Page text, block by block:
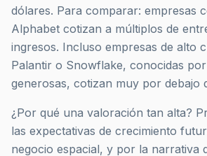
dólares. Para comparar: empresas
Alphabet cotizan a múltiplos de
ingresos. Incluso empresas de alto
Palantir o Snowflake, conocidas
generosas, cotizan muy por debajo
¿Por qué una valoración tan alta?
las expectativas de crecimiento
negocio espacial, y por la narrativa